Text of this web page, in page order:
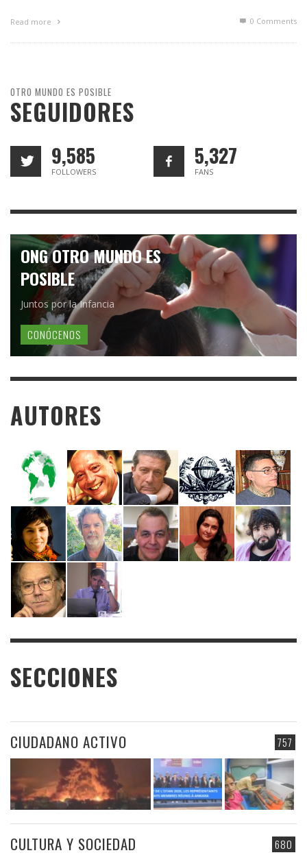
Read more 0 Comments
OTRO MUNDO ES POSIBLE
SEGUIDORES
9,585
FOLLOWERS
5,327
FANS
ONG OTRO MUNDO ES
POSIBLE
Juntos por la Infancia
CONÓCENOS
AUTORES
SECCIONES
757
CIUDADANO ACTIVO
680
CULTURA Y SOCIEDAD